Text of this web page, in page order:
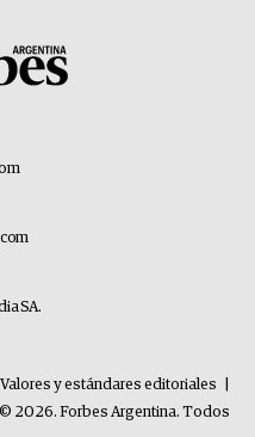
SA.
Valores y estándares editoriales
© 2026. Forbes Argentina. Todos